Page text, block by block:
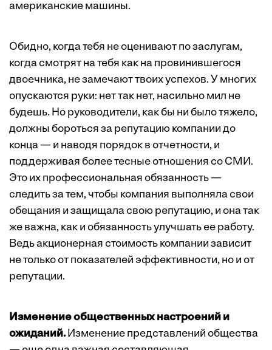
американские машины.
Обидно, когда тебя не оценивают по заслугам,
когда смотрят на тебя как на провинившегося
двоечника, не замечают твоих успехов. У многих
опускаются руки: нет так нет, насильно мил не
будешь. Но руководители, как бы ни было тяжело,
должны бороться за репутацию компании до
конца — и наводя порядок в отчетности, и
поддерживая более тесные отношения со СМИ.
Это их профессиональная обязанность —
следить за тем, чтобы компания выполняла свои
обещания и защищала свою репутацию, и она так
же важна, как и обязанность улучшать ее работу.
Ведь акционерная стоимость компании зависит
не только от показателей эффективности, но и от
репутации.
Изменение общественных настроений и
ожиданий.Изменение представлений общества